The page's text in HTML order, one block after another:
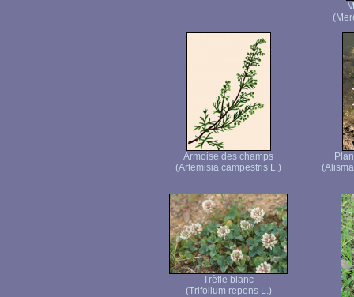
Armoise des champs
(Artemisia campestris L.)
Trèfle blanc
(Trifolium repens L.)